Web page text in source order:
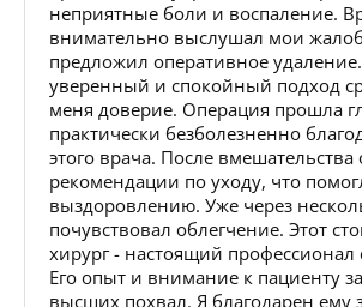
неприятные боли и воспаление.
внимательно выслушал мои
предложил оперативное
уверенный и спокойный подход
меня доверие. Операция прошла
практически безболезненно
этого врача. После вмешательства
рекомендации по уходу, что
выздоровлению. Уже через
почувствовал облегчение. Этот
хирург - настоящий профессионал
Его опыт и внимание к пациенту
высших похвал. Я благодарен ему